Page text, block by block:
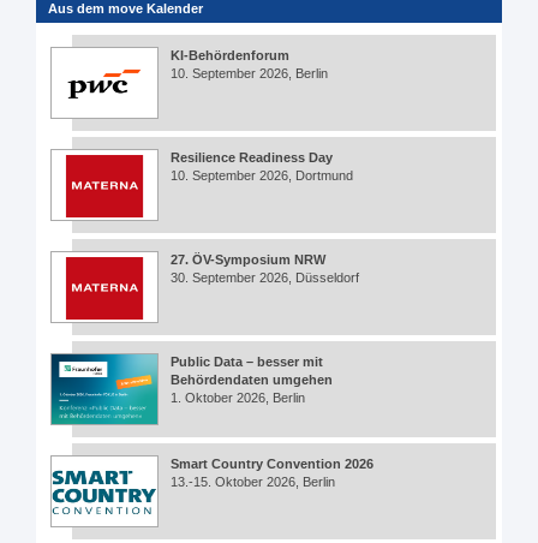
Aus dem move Kalender
KI-Behördenforum
10. September 2026, Berlin
Resilience Readiness Day
10. September 2026, Dortmund
27. ÖV-Symposium NRW
30. September 2026, Düsseldorf
Public Data – besser mit
Behördendaten umgehen
1. Oktober 2026, Berlin
Smart Country Convention 2026
13.-15. Oktober 2026, Berlin